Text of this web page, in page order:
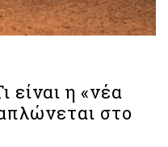
είναι η «νέα
στο